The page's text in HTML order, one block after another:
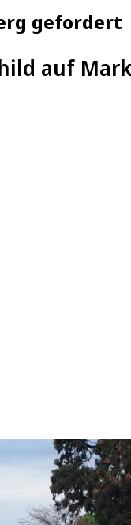
gefordert
auf